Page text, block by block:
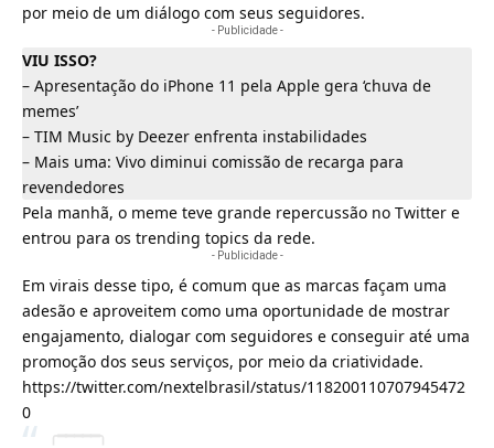
por meio de um diálogo com seus seguidores.
- Publicidade -
VIU ISSO?
– Apresentação do iPhone 11 pela Apple gera ‘chuva de
memes’
– TIM Music by Deezer enfrenta instabilidades
– Mais uma: Vivo diminui comissão de recarga para
revendedores
Pela manhã, o meme teve grande repercussão no Twitter e
entrou para os trending topics da rede.
- Publicidade -
Em virais desse tipo, é comum que as marcas façam uma
adesão e aproveitem como uma oportunidade de mostrar
engajamento, dialogar com seguidores e conseguir até uma
promoção dos seus serviços, por meio da criatividade.
https://twitter.com/nextelbrasil/status/118200110707945472
0
╭━━━━━╮